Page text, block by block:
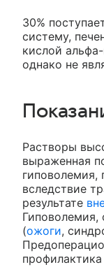
30%
систему,
кислой
однако не
Растворы
выраженная
гиповолемия,
вследствие
результате
Гиповолемия,
(ожоги,